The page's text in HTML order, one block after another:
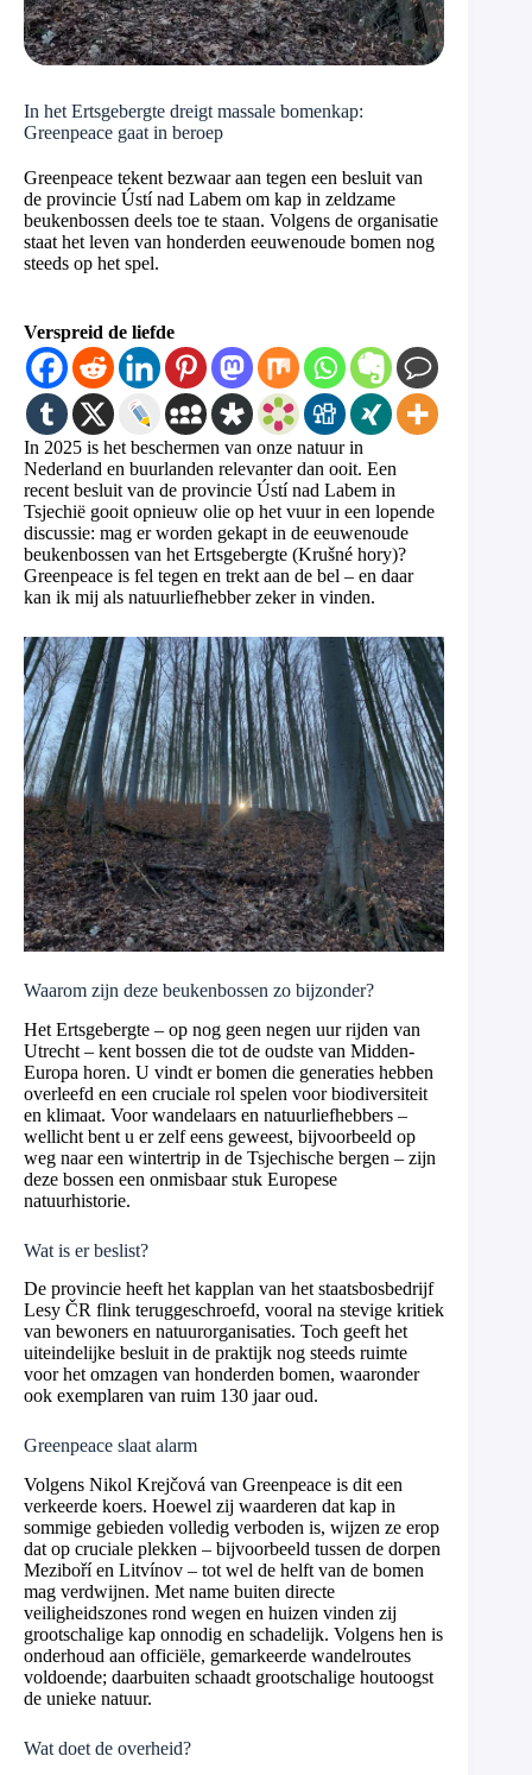
In het Ertsgebergte dreigt massale bomenkap:
Greenpeace gaat in beroep
Greenpeace tekent bezwaar aan tegen een besluit van
de provincie Ústí nad Labem om kap in zeldzame
beukenbossen deels toe te staan. Volgens de organisatie
staat het leven van honderden eeuwenoude bomen nog
steeds op het spel.
Verspreid de liefde
In 2025 is het beschermen van onze natuur in
Nederland en buurlanden relevanter dan ooit. Een
recent besluit van de provincie Ústí nad Labem in
Tsjechië gooit opnieuw olie op het vuur in een lopende
discussie: mag er worden gekapt in de eeuwenoude
beukenbossen van het Ertsgebergte (Krušné hory)?
Greenpeace is fel tegen en trekt aan de bel – en daar
kan ik mij als natuurliefhebber zeker in vinden.
Waarom zijn deze beukenbossen zo bijzonder?
Het Ertsgebergte – op nog geen negen uur rijden van
Utrecht – kent bossen die tot de oudste van Midden-
Europa horen. U vindt er bomen die generaties hebben
overleefd en een cruciale rol spelen voor biodiversiteit
en klimaat. Voor wandelaars en natuurliefhebbers –
wellicht bent u er zelf eens geweest, bijvoorbeeld op
weg naar een wintertrip in de Tsjechische bergen – zijn
deze bossen een onmisbaar stuk Europese
natuurhistorie.
Wat is er beslist?
De provincie heeft het kapplan van het staatsbosbedrijf
Lesy ČR flink teruggeschroefd, vooral na stevige kritiek
van bewoners en natuurorganisaties. Toch geeft het
uiteindelijke besluit in de praktijk nog steeds ruimte
voor het omzagen van honderden bomen, waaronder
ook exemplaren van ruim 130 jaar oud.
Greenpeace slaat alarm
Volgens Nikol Krejčová van Greenpeace is dit een
verkeerde koers. Hoewel zij waarderen dat kap in
sommige gebieden volledig verboden is, wijzen ze erop
dat op cruciale plekken – bijvoorbeeld tussen de dorpen
Meziboří en Litvínov – tot wel de helft van de bomen
mag verdwijnen. Met name buiten directe
veiligheidszones rond wegen en huizen vinden zij
grootschalige kap onnodig en schadelijk. Volgens hen is
onderhoud aan officiële, gemarkeerde wandelroutes
voldoende; daarbuiten schaadt grootschalige houtoogst
de unieke natuur.
Wat doet de overheid?